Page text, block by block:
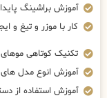
آموزش براشینگ
کار با موزر و تیغ و
تکنیک کوتاهی
آموزش انوع مدل های
آموزش استفاده از